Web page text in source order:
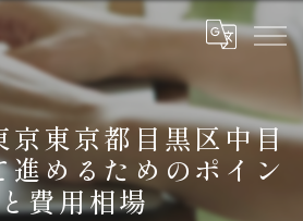
京東京都目黒区中目
進めるためのポイン
費用相場